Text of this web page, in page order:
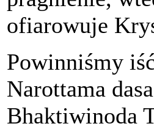
ofiarowuje
Powinniśmy
Narottama
Bhaktiwinoda